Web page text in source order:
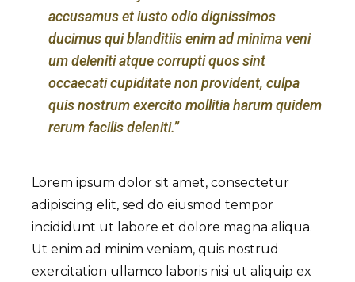
accusamus et iusto odio dignissimos
ducimus qui blanditiis enim ad minima veni
um deleniti atque corrupti quos sint
occaecati cupiditate non provident, culpa
quis nostrum exercito mollitia harum quidem
rerum facilis deleniti.’’
Lorem ipsum dolor sit amet, consectetur
adipiscing elit, sed do eiusmod tempor
incididunt ut labore et dolore magna aliqua.
Ut enim ad minim veniam, quis nostrud
exercitation ullamco laboris nisi ut aliquip ex